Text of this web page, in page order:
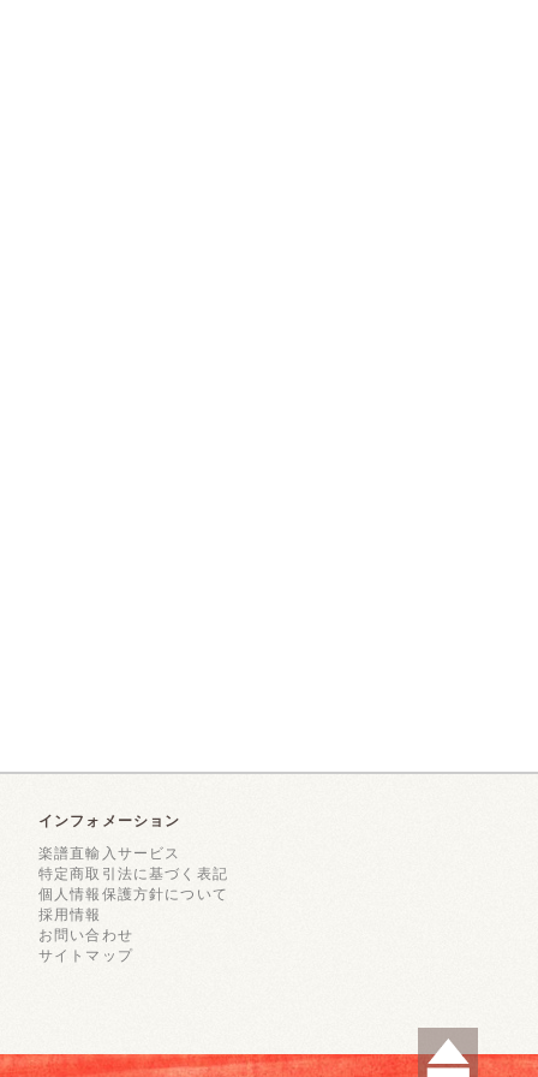
インフォメーション
楽譜直輸入サービス
特定商取引法に基づく表記
個人情報保護方針について
採用情報
お問い合わせ
サイトマップ